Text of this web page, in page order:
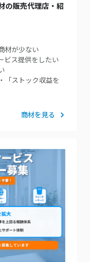
の販売代理店・紹
材が少ない
ビス提供をしたい
「ストック収益を
商材を見る